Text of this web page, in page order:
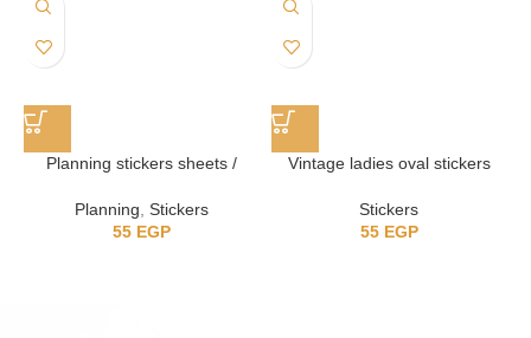
Planning stickers sheets /
Planning, Stickers
55 EGP
Vintage ladies oval stickers
Stickers
55 EGP